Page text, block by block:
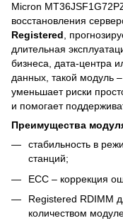
Micron
восстановления
Registered ,
длительная
бизнеса, дата-центра
данных, такой модуль
уменьшает риски
и помогает
Преимущества
стабильность в
станций;
ECC – коррекция
Registered RDIMM
количеством